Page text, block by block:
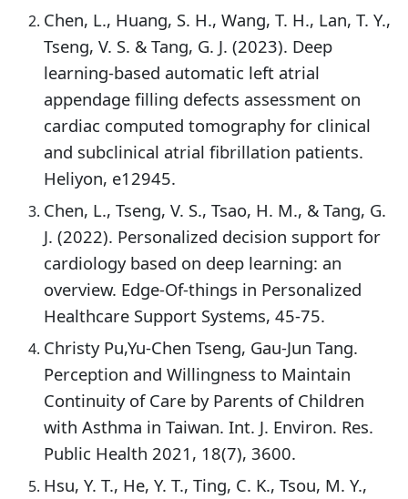
Chen, L., Huang, S. H., Wang, T. H., Lan, T. Y.,
Tseng, V. S. & Tang, G. J. (2023). Deep
learning-based automatic left atrial
appendage filling defects assessment on
cardiac computed tomography for clinical
and subclinical atrial fibrillation patients.
Heliyon, e12945.
Chen, L., Tseng, V. S., Tsao, H. M., & Tang, G.
J. (2022). Personalized decision support for
cardiology based on deep learning: an
overview. Edge-Of-things in Personalized
Healthcare Support Systems, 45-75.
Christy Pu,Yu-Chen Tseng, Gau-Jun Tang.
Perception and Willingness to Maintain
Continuity of Care by Parents of Children
with Asthma in Taiwan. Int. J. Environ. Res.
Public Health 2021, 18(7), 3600.
Hsu, Y. T., He, Y. T., Ting, C. K., Tsou, M. Y.,